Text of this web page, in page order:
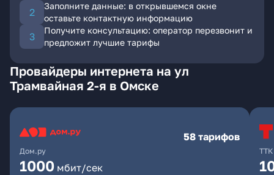
Заполните данные: в открывшемся окне
оставьте контактную информацию
Получите консультацию: оператор перезвонит и
предложит лучшие тарифы
Провайдеры интернета на ул
Трамвайная 2-я в Омске
Дом.ру
58 тарифов
1000 мбит/сек
ТТК